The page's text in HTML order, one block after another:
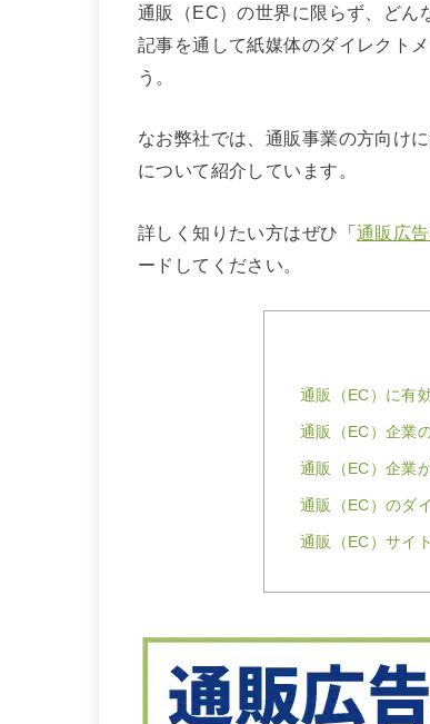
通販（EC）の世界に限らず、どん
記事を通して紙媒体のダイレクト
う。
なお弊社では、通販事業の方向け
について紹介しています。
詳しく知りたい方はぜひ「通販広
ードしてください。
通販（EC）に有
通販（EC）企業
通販（EC）企業
通販（EC）のダ
通販（EC）サイ